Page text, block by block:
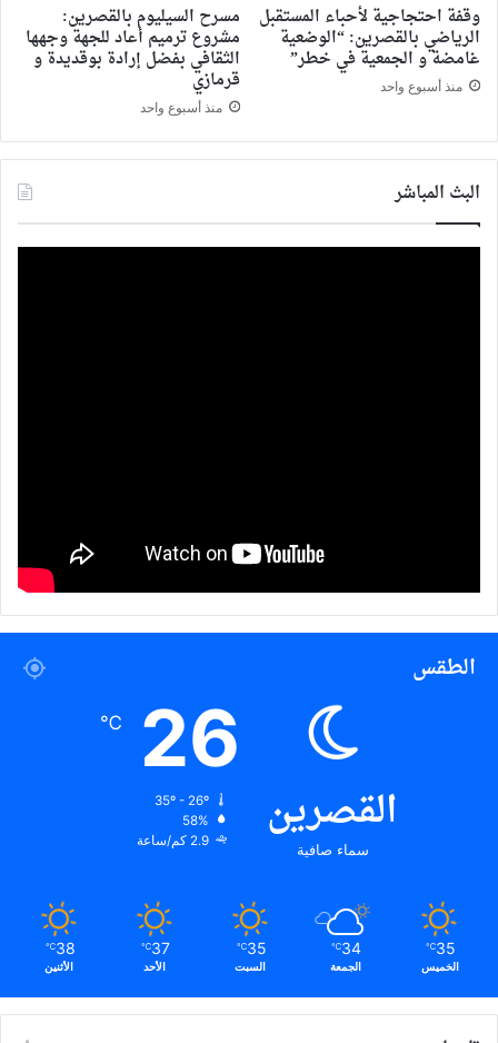
وقفة احتجاجية لأحباء المستقبل
الرياضي بالقصرين: “الوضعية
غامضة و الجمعية في خطر”
منذ أسبوع واحد
مسرح السيليوم بالقصرين:
مشروع ترميم أعاد للجهة وجهها
الثقافي بفضل إرادة بوقديدة و
قرمازي
منذ أسبوع واحد
البث المباشر
الطقس
القصرين
سماء صافية
26
℃
58%
2.9 كم/ساعة
35
℃
الخميس
34
℃
الجمعة
35
℃
السبت
37
℃
الأحد
38
℃
الأثنين